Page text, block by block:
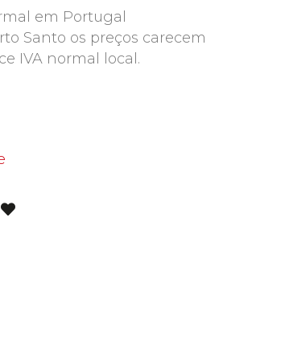
em Portugal
Santo os preços carecem
IVA normal local.